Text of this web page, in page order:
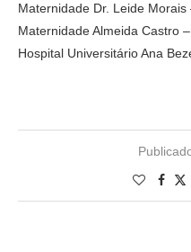
Maternidade Dr. Leide Morais
Maternidade Almeida Castro
Hospital Universitário Ana